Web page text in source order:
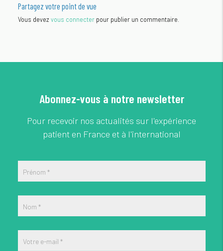
Partagez votre point de vue
Vous devez vous connecterpour publier un commentaire.
Abonnez-vous à notre newsletter
Pour recevoir nos actualités sur l'expérience
patient en France et à l'international
Prénom *
Nom *
Votre e-mail *